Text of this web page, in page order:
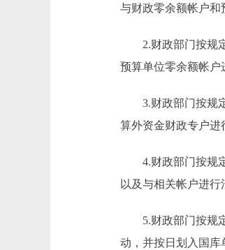
与财政零余额帐户和
2.财政部门按规定
预算单位零余额帐户
3.财政部门按规定
算外资金财政专户进
4.财政部门按规定
以及与相关帐户进
5.财政部门按规定
动，并按日划入国库